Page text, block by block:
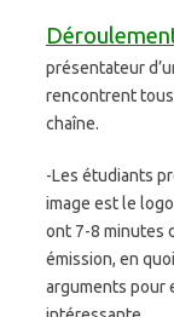
présentateur
rencontrent
chaîne.
-Les étudiants
image est le
ont 7-8 minutes
émission, en
arguments pour